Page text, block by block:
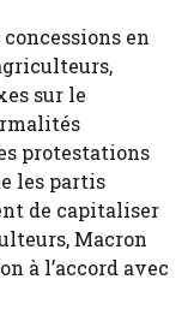
en
sur le
protestations
les partis
de capitaliser
Macron
à l’accord avec